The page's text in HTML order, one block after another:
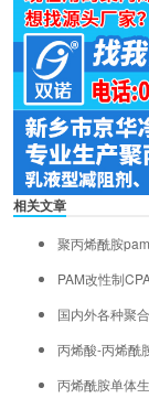
相关文章
聚丙烯酰胺
PAM改性制
国内外各种聚
丙烯酸-丙烯酰
丙烯酰胺单体